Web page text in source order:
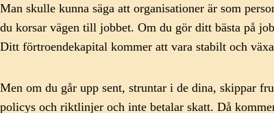
Man skulle kunna säga att organisationer är som
du korsar vägen till jobbet. Om du gör ditt bästa på
Ditt förtroendekapital kommer att vara stabilt och
Men om du går upp sent, struntar i de dina, skippar
policys och riktlinjer och inte betalar skatt. Då